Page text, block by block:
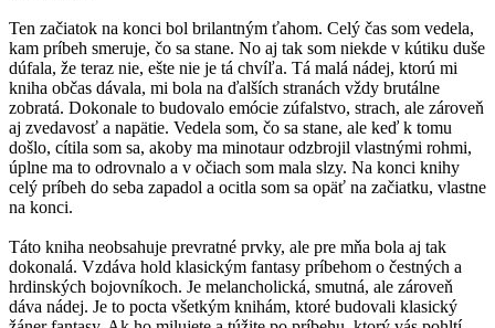
Ten začiatok na konci bol brilantným ťahom. Celý čas som vedela,
kam príbeh smeruje, čo sa stane. No aj tak som niekde v kútiku duše
dúfala, že teraz nie, ešte nie je tá chvíľa. Tá malá nádej, ktorú mi
kniha občas dávala, mi bola na ďalších stranách vždy brutálne
zobratá. Dokonale to budovalo emócie zúfalstvo, strach, ale zároveň
aj zvedavosť a napätie. Vedela som, čo sa stane, ale keď k tomu
došlo, cítila som sa, akoby ma minotaur odzbrojil vlastnými rohmi,
úplne ma to odrovnalo a v očiach som mala slzy. Na konci knihy
celý príbeh do seba zapadol a ocitla som sa opäť na začiatku, vlastne
na konci.
Táto kniha neobsahuje prevratné prvky, ale pre mňa bola aj tak
dokonalá. Vzdáva hold klasickým fantasy príbehom o čestných a
hrdinských bojovníkoch. Je melancholická, smutná, ale zároveň
dáva nádej. Je to pocta všetkým knihám, ktoré budovali klasický